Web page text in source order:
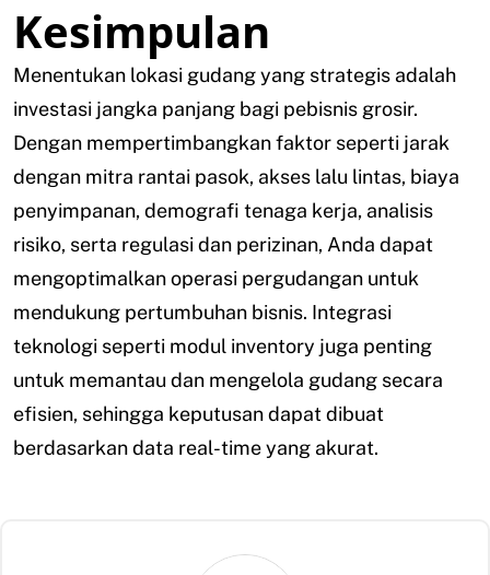
Kesimpulan
Menentukan lokasi gudang yang strategis adalah
investasi jangka panjang bagi pebisnis grosir.
Dengan mempertimbangkan faktor seperti jarak
dengan mitra rantai pasok, akses lalu lintas, biaya
penyimpanan, demografi tenaga kerja, analisis
risiko, serta regulasi dan perizinan, Anda dapat
mengoptimalkan operasi pergudangan untuk
mendukung pertumbuhan bisnis. Integrasi
teknologi seperti modul inventory juga penting
untuk memantau dan mengelola gudang secara
efisien, sehingga keputusan dapat dibuat
berdasarkan data real-time yang akurat.